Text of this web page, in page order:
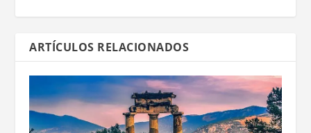
ARTÍCULOS RELACIONADOS